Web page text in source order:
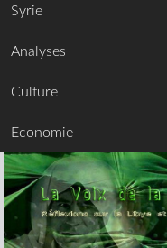
Syrie
Analyses
Culture
Economie